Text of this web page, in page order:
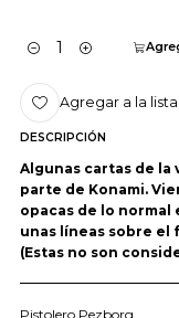
Cantidad
Agregar a la
DESCRIPCIÓN
Algunas cartas de la
parte de Konami.
opacas de lo normal
unas líneas sobre el
(Estas no son
Pistolero Pezborg